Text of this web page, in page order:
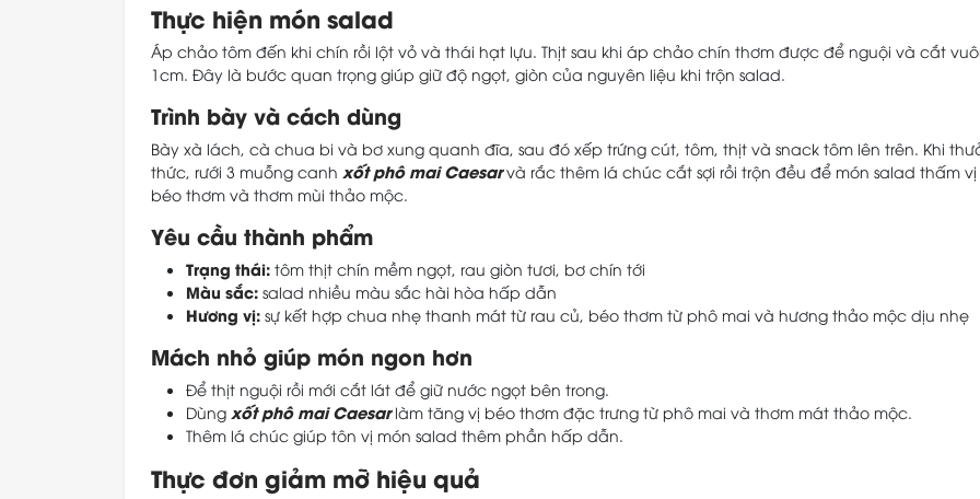
Thực hiện món salad
Áp chảo tôm đến khi chín rồi lột vỏ và thái hạt lựu. Thịt sau khi áp chảo chín thơm được để nguội và cắt
1cm. Đây là bước quan trọng giúp giữ độ ngọt, giòn của nguyên liệu khi trộn salad.
Trình bày và cách dùng
Bày xà lách, cà chua bi và bơ xung quanh đĩa, sau đó xếp trứng cút, tôm, thịt và snack tôm lên trên. Khi
thức, rưới 3 muỗng canh xốt phô mai Caesarvà rắc thêm lá chúc cắt sợi rồi trộn đều để món salad thấm vị
béo thơm và thơm mùi thảo mộc.
Yêu cầu thành phẩm
Trạng thái: tôm thịt chín mềm ngọt, rau giòn tươi, bơ chín tới
Màu sắc: salad nhiều màu sắc hài hòa hấp dẫn
Hương vị: sự kết hợp chua nhẹ thanh mát từ rau củ, béo thơm từ phô mai và hương thảo mộc dịu nhẹ
Mách nhỏ giúp món ngon hơn
Để thịt nguội rồi mới cắt lát để giữ nước ngọt bên trong.
Dùng xốt phô mai Caesarlàm tăng vị béo thơm đặc trưng từ phô mai và thơm mát thảo mộc.
Thêm lá chúc giúp tôn vị món salad thêm phần hấp dẫn.
Thực đơn giảm mỡ hiệu quả